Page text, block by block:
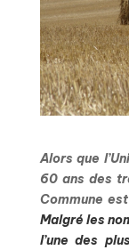
Alors que
60 ans des
Commune
Malgré les
l’une des